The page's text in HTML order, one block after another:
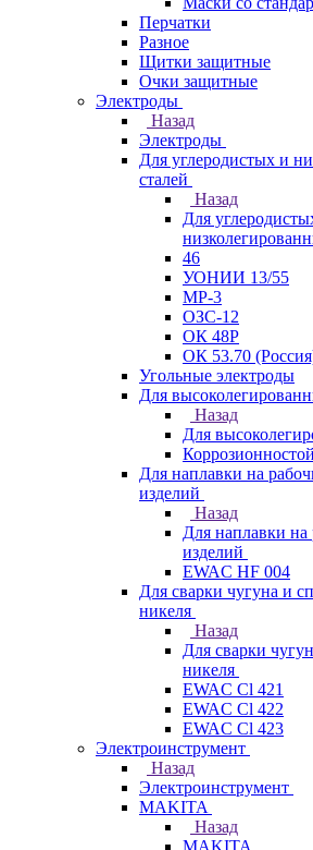
Перчатки
Разное
Щитки защитные
Очки защитные
Электроды
Назад
Электроды
Для углеродистых и
сталей
Назад
Для
46
УОНИИ 13/55
МР-3
ОЗС-12
ОК 48Р
ОК 53.70
Угольные электроды
Для
Назад
Для
Для наплавки на
изделий
Назад
Для наплавки на
изделий
EWAC HF 004
Для сварки чугуна и
никеля
Назад
Для сварки
никеля
EWAC Cl 421
EWAC Cl 422
EWAC Cl 423
Электроинструмент
Назад
Электроинструмент
МAKITA
Назад
МAKITA